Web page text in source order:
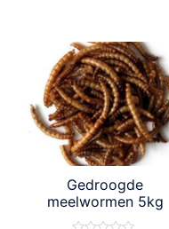
Gedroogde
meelwormen 5kg